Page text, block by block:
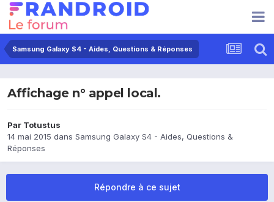
Samsung Galaxy S4 - Aides, Questions & Réponses
Affichage n° appel local.
Par Totustus
14 mai 2015 dans Samsung Galaxy S4 - Aides, Questions &
Réponses
Répondre à ce sujet